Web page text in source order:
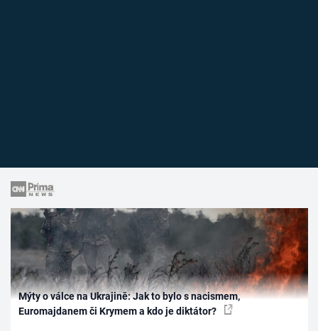
Mýty o válce na Ukrajině: Jak to bylo s nacismem,
Euromajdanem či Krymem a kdo je diktátor?